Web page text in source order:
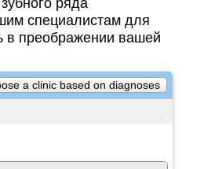
ряда
специалистам для
в преображении вашей
a clinic based on diagnoses